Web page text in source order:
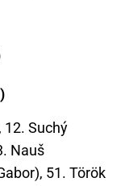
12. Suchý
Nauš
51. Török